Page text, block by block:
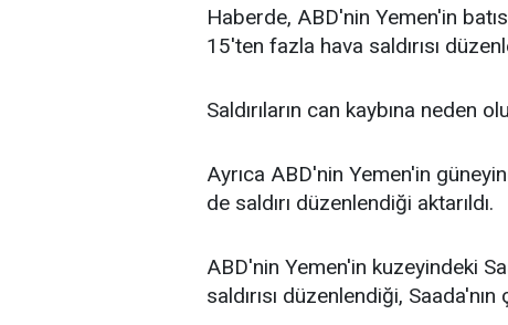
Haberde, ABD'nin Yemen'in
15'ten fazla hava saldırısı
Saldırıların can kaybına neden
Ayrıca ABD'nin Yemen'in
de saldırı düzenlendiği aktarıldı.
ABD'nin Yemen'in kuzeyindeki
saldırısı düzenlendiği,